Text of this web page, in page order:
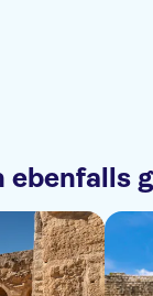
ebenfalls